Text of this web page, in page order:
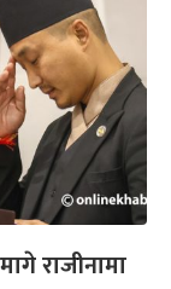
राजीनामा